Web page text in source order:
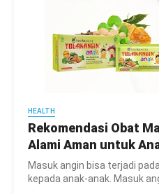
HEALTH
Rekomendasi Obat
Alami Aman untuk
Masuk angin bisa terjadi
kepada anak-anak. Masuk